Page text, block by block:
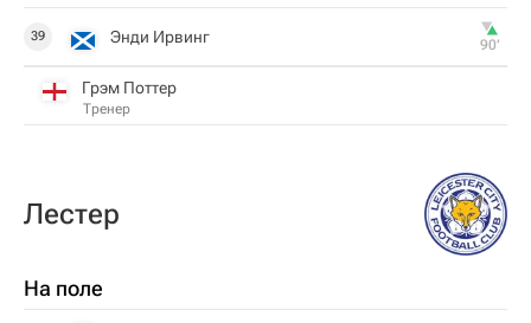
39 Энди Ирвинг 90‎’‎
Грэм Поттер
Тренер
Лестер
На поле